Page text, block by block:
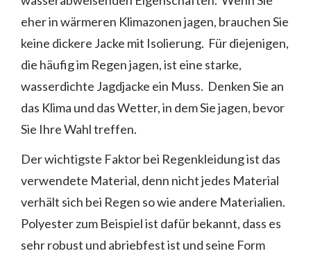
eher in wärmeren Klimazonen jagen, brauchen Sie
keine dickere Jacke mit Isolierung. Für diejenigen,
die häufig im Regen jagen, ist eine starke,
wasserdichte Jagdjacke ein Muss. Denken Sie an
das Klima und das Wetter, in dem Sie jagen, bevor
Sie Ihre Wahl treffen.
Der wichtigste Faktor bei Regenkleidung ist das
verwendete Material, denn nicht jedes Material
verhält sich bei Regen so wie andere Materialien.
Polyester zum Beispiel ist dafür bekannt, dass es
sehr robust und abriebfest ist und seine Form